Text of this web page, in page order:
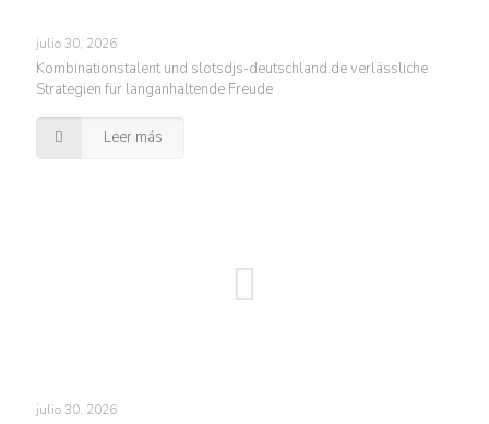
julio 30, 2026
Kombinationstalent und slotsdjs-deutschland.de verlässliche
Strategien für langanhaltende Freude
Leer más
julio 30, 2026